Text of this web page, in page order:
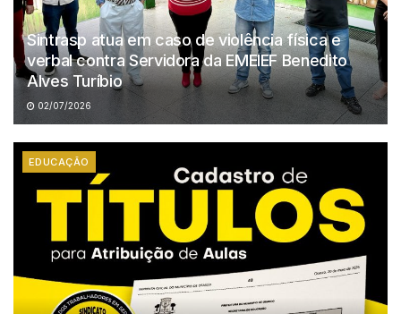
Sintrasp atua em caso de violência física e
verbal contra Servidora da EMEIEF Benedito
Alves Turíbio
02/07/2026
EDUCAÇÃO